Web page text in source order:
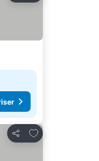
Del
Legg til i favoritter